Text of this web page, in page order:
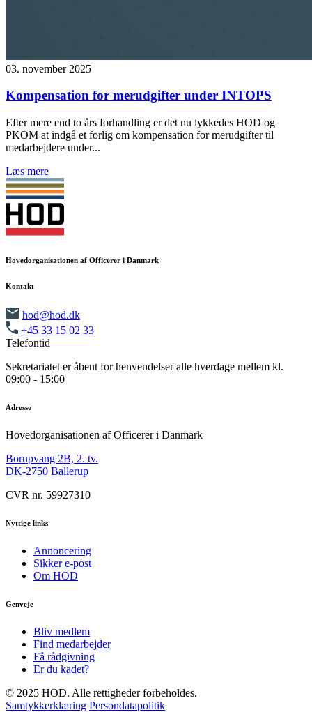
03. november 2025
Kompensation for merudgifter under INTOPS
Efter mere end to års forhandling er det nu lykkedes HOD og
PKOM at indgå et forlig om kompensation for merudgifter til
medarbejdere under...
Læs mere
Hovedorganisationen af Officerer i Danmark
Kontakt
hod@hod.dk
+45 33 15 02 33
Telefontid
Sekretariatet er åbent for henvendelser alle hverdage mellem kl.
09:00 - 15:00
Adresse
Hovedorganisationen af Officerer i Danmark
Borupvang 2B, 2. tv.
DK-2750 Ballerup
CVR nr. 59927310
Nyttige links
Annoncering
Sikker e-post
Om HOD
Genveje
Bliv medlem
Find medarbejder
Få rådgivning
Er du kadet?
© 2025 HOD. Alle rettigheder forbeholdes.
Samtykkerklæring Persondatapolitik